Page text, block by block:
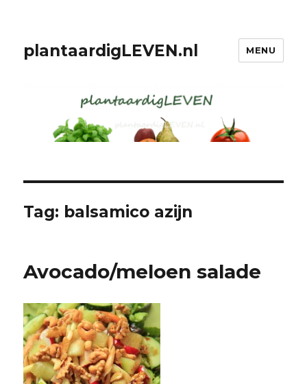
plantaardigLEVEN.nl MENU
Tag: balsamico azijn
Avocado/meloen salade